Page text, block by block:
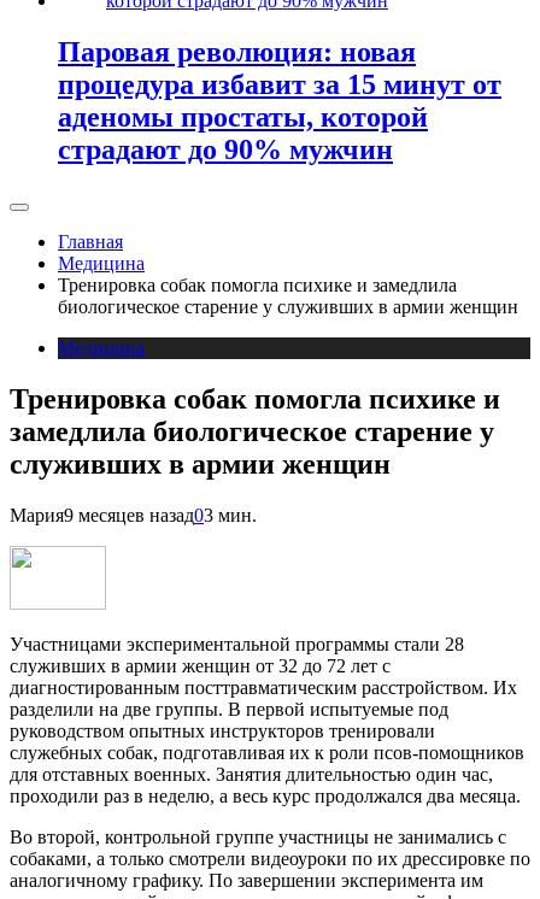
Паровая революция: новая
процедура избавит за 15 минут от
аденомы простаты, которой
страдают до 90% мужчин
Главная
Медицина
Тренировка собак помогла психике и замедлила
биологическое старение у служивших в армии женщин
Медицина
Тренировка собак помогла психике и
замедлила биологическое старение у
служивших в армии женщин
Мария9 месяцев назад03 мин.
Участницами экспериментальной программы стали 28
служивших в армии женщин от 32 до 72 лет с
диагностированным посттравматическим расстройством. Их
разделили на две группы. В первой испытуемые под
руководством опытных инструкторов тренировали
служебных собак, подготавливая их к роли псов-помощников
для отставных военных. Занятия длительностью один час,
проходили раз в неделю, а весь курс продолжался два месяца.
Во второй, контрольной группе участницы не занимались с
собаками, а только смотрели видеоуроки по их дрессировке по
аналогичному графику. По завершении эксперимента им